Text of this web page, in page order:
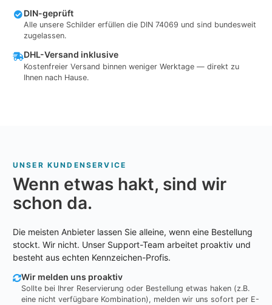
DIN-geprüft
Alle unsere Schilder erfüllen die DIN 74069 und sind bundesweit
zugelassen.
DHL-Versand inklusive
Kostenfreier Versand binnen weniger Werktage — direkt zu
Ihnen nach Hause.
UNSER KUNDENSERVICE
Wenn etwas hakt, sind wir
schon da.
Die meisten Anbieter lassen Sie alleine, wenn eine Bestellung
stockt. Wir nicht. Unser Support-Team arbeitet proaktiv und
besteht aus echten Kennzeichen-Profis.
Wir melden uns proaktiv
Sollte bei Ihrer Reservierung oder Bestellung etwas haken (z.B.
eine nicht verfügbare Kombination), melden wir uns sofort per E-